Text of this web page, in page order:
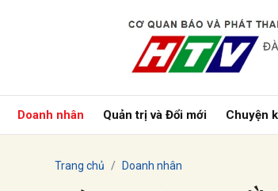
Doanh nhân Quản trị và Đổi mới Chuyện
Trang chủ Doanh nhân